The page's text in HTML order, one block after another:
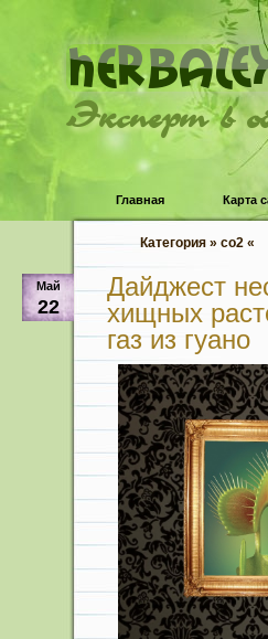
Эксперт в
Главная Карта
Категория » со2 «
Май
22
Дайджест
хищных
газ из гуано